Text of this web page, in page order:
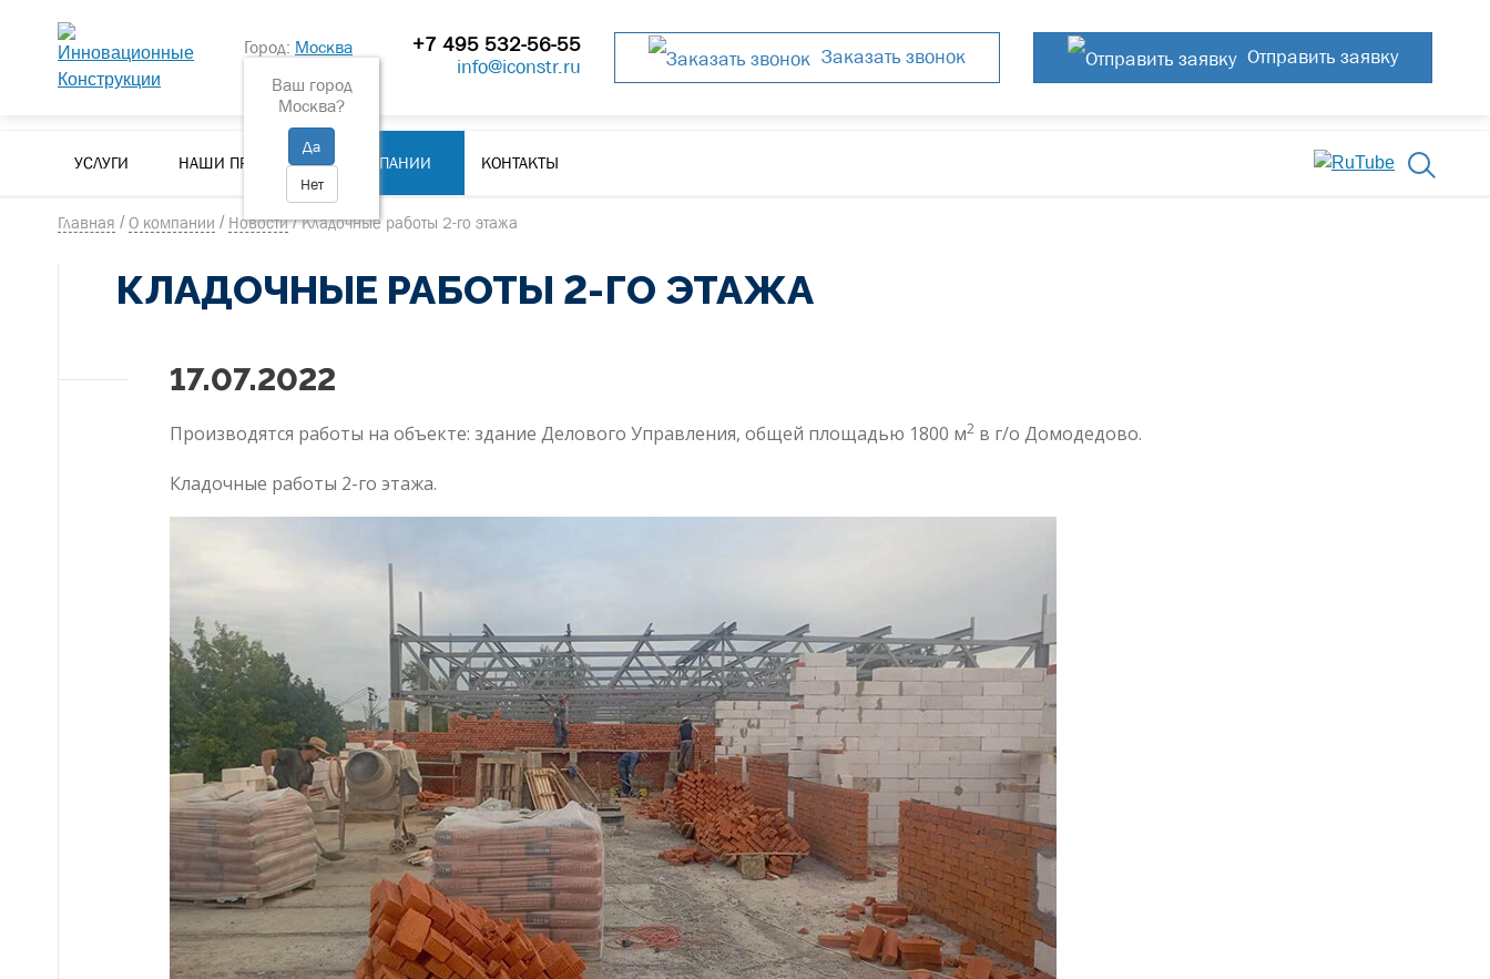
Город: Москва
Ваш город
Москва?
Да
Нет
+7 495 532-56-55
info@iconstr.ru
Заказать звонок Отправить заявку
УСЛУГИ НАШИ ПРОЕКТЫ О КОМПАНИИ КОНТАКТЫ
Главная /О компании / Новости/Кладочные работы 2-го этажа
КЛАДОЧНЫЕ РАБОТЫ 2-ГО ЭТАЖА
17.07.2022
Производятся работы на объекте: здание Делового Управления, общей площадью 1800 м2 в г/о Домодедово.
Кладочные работы 2-го этажа.